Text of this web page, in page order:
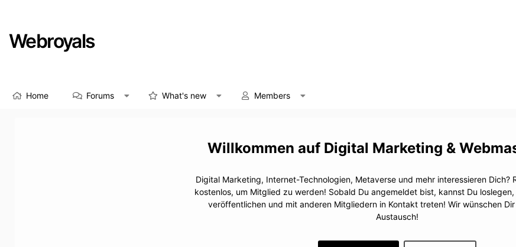
Webroyals
Home Forums What's new Members
Digital Marketing &
Digital Marketing, Internet-Technologien, Metaverse und mehr interessieren Dich?
kostenlos, um Mitglied zu werden! Sobald Du angemeldet bist, kannst Du
veröffentlichen und mit anderen Mitgliedern in Kontakt treten! Wir wünschen
Austausch!